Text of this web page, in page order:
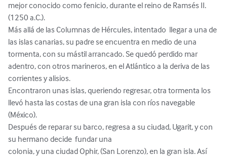
mejor conocido como fenicio, durante el reino de Ramsés II.
(1250 a.C.).
Más allá de las Columnas de Hércules, intentado  llegar a una de
las islas canarias, su padre se encuentra en medio de una
tormenta, con su mástil arrancado. Se quedó perdido mar
adentro, con otros marineros, en el Atlántico a la deriva de las
corrientes y alisios.
Encontraron unas islas, queriendo regresar, otra tormenta los
llevó hasta las costas de una gran isla con ríos navegable
(México).
Después de reparar su barco, regresa a su ciudad, Ugarit, y con
su hermano decide  fundar una
colonia, y una ciudad Ophir, (San Lorenzo), en la gran isla. Así